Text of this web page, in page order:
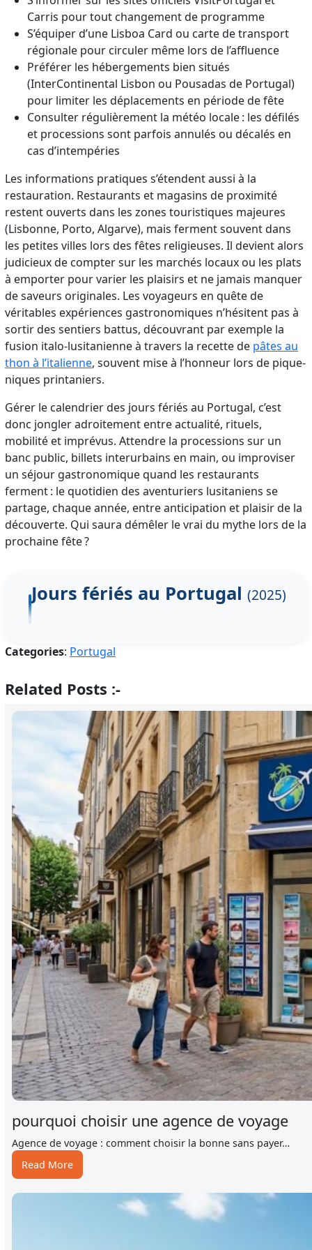
Carris pour tout changement de programme
S’équiper d’une Lisboa Card ou carte de transport
régionale pour circuler même lors de l’affluence
Préférer les hébergements bien situés
(InterContinental Lisbon ou Pousadas de Portugal)
pour limiter les déplacements en période de fête
Consulter régulièrement la météo locale : les défilés
et processions sont parfois annulés ou décalés en
cas d’intempéries
Les informations pratiques s’étendent aussi à la
restauration. Restaurants et magasins de proximité
restent ouverts dans les zones touristiques majeures
(Lisbonne, Porto, Algarve), mais ferment souvent dans
les petites villes lors des fêtes religieuses. Il devient alors
judicieux de compter sur les marchés locaux ou les plats
à emporter pour varier les plaisirs et ne jamais manquer
de saveurs originales. Les voyageurs en quête de
véritables expériences gastronomiques n’hésitent pas à
sortir des sentiers battus, découvrant par exemple la
fusion italo-lusitanienne à travers la recette de pâtes au
thon à l’italienne, souvent mise à l’honneur lors de pique-
niques printaniers.
Gérer le calendrier des jours fériés au Portugal, c’est
donc jongler adroitement entre actualité, rituels,
mobilité et imprévus. Attendre la processions sur un
banc public, billets interurbains en main, ou improviser
un séjour gastronomique quand les restaurants
ferment : le quotidien des aventuriers lusitaniens se
partage, chaque année, entre anticipation et plaisir de la
découverte. Qui saura démêler le vrai du mythe lors de la
prochaine fête ?
Jours fériés au Portugal (2025)
Categories: Portugal
Related Posts :-
pourquoi choisir une agence de voyage
Agence de voyage : comment choisir la bonne sans payer…
Read More:
pourquoi
choisir